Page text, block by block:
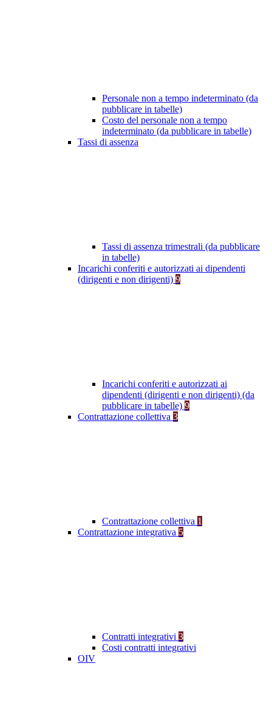
Personale non a tempo indeterminato (da
pubblicare in tabelle)
Costo del personale non a tempo
indeterminato (da pubblicare in tabelle)
Tassi di assenza
Tassi di assenza trimestrali (da pubblicare
in tabelle)
Incarichi conferiti e autorizzati ai dipendenti
(dirigenti e non dirigenti) 9
Incarichi conferiti e autorizzati ai
dipendenti (dirigenti e non dirigenti) (da
pubblicare in tabelle) 9
Contrattazione collettiva 3
Contrattazione collettiva 1
Contrattazione integrativa 5
Contratti integrativi 3
Costi contratti integrativi
OIV